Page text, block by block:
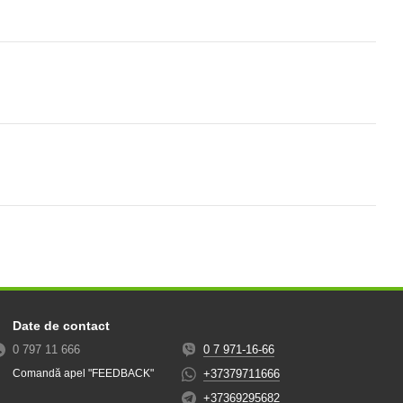
Date de contact
0 797 11 666
Comandă apel "FEEDBACK"
0 7 971-16-66
+37379711666
+37369295682